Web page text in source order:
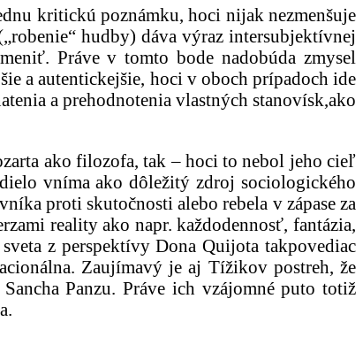
kritickú poznámku, hoci nijak nezmenšuje
hudby) dáva výraz intersubjektívnej
Práve v tomto bode nadobúda zmysel
a autentickejšie, hoci v oboch prípadoch ide
a prehodnotenia vlastných stanovísk,ako
ako filozofa, tak – hoci to nebol jeho cieľ
vníma ako dôležitý zdroj sociologického
proti skutočnosti alebo rebela v zápase za
reality ako napr. každodennosť, fantázia,
z perspektívy Dona Quijota takpovediac
Zaujímavý je aj Tížikov postreh, že
Panzu. Práve ich vzájomné puto totiž